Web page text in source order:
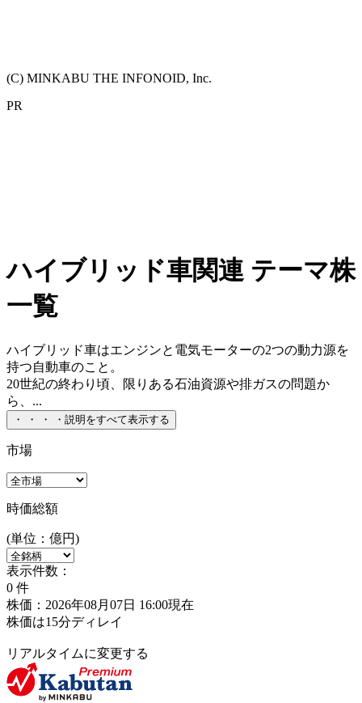
(C) MINKABU THE INFONOID, Inc.
PR
ハイブリッド車関連 テーマ株
一覧
ハイブリッド車はエンジンと電気モーターの2つの動力源を
持つ自動車のこと。
20世紀の終わり頃、限りある石油資源や排ガスの問題か
ら、...
・ ・ ・ ・ 説明をすべて表示する
市場
時価総額
(単位：億円)
表示件数：
0 件
株価：2026年08月07日 16:00現在
株価は15分ディレイ
リアルタイムに変更する